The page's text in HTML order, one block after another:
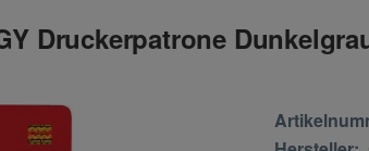
Druckerpatrone